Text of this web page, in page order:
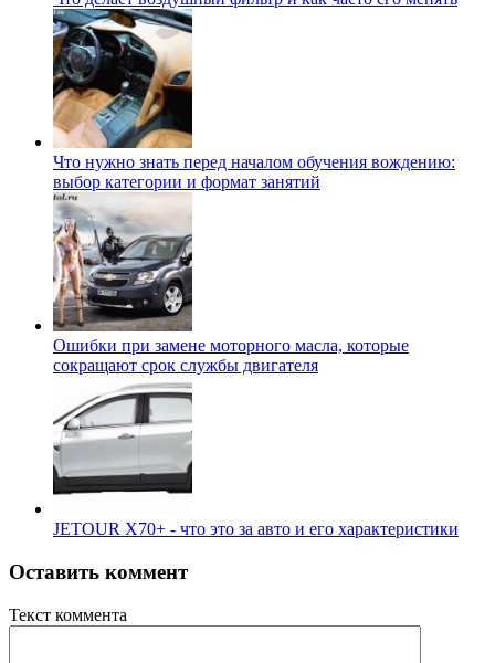
Что нужно знать перед началом обучения вождению:
выбор категории и формат занятий
Ошибки при замене моторного масла, которые
сокращают срок службы двигателя
JETOUR X70+ - что это за авто и его характеристики
Оставить коммент
Текст коммента